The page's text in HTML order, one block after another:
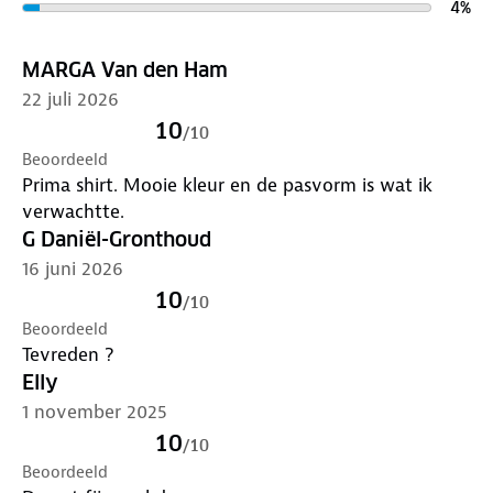
4%
MARGA Van den Ham
22 juli 2026
10/10
Beoordeeld
Prima shirt. Mooie kleur en de pasvorm is wat ik
verwachtte.
G Daniël-Gronthoud
16 juni 2026
10/10
Beoordeeld
Tevreden ?
Elly
1 november 2025
10/10
Beoordeeld